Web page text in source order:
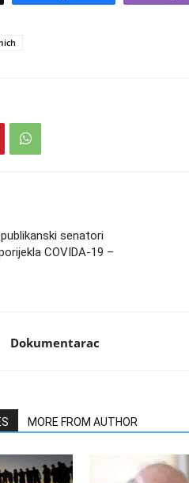
senatori
COVIDA-19 –
Dokumentarac
MORE FROM AUTHOR